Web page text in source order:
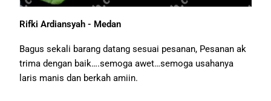
Rifki Ardiansyah - Medan
Bagus sekali barang datang sesuai pesanan, Pesanan ak
trima dengan baik….semoga awet…semoga usahanya
laris manis dan berkah amiin.